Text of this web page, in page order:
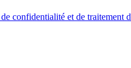
confidentialité et de traitement